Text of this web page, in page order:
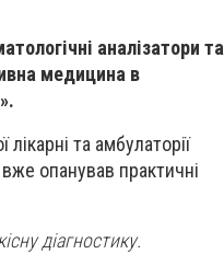
аналізатори та
медицина в
та амбулаторії
опанував практичні
діагностику.